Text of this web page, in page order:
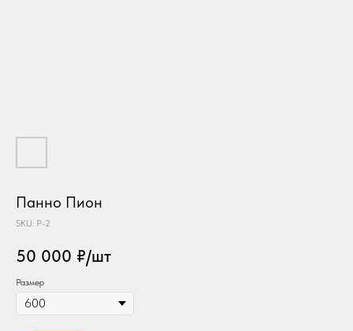
Панно Пион
SKU: Р-2
50 000 ₽/шт
Размер